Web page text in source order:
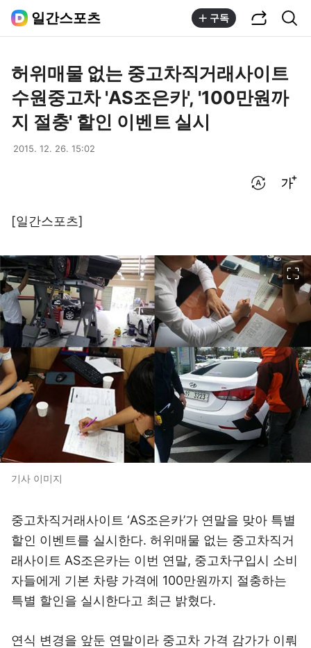
일간스포츠 구독
허위매물 없는 중고차직거래사이트
수원중고차 'AS조은카', '100만원까
지 절충' 할인 이벤트 실시
2015. 12. 26. 15:02
[일간스포츠]
기사 이미지
중고차직거래사이트 ‘AS조은카’가 연말을 맞아 특별
할인 이벤트를 실시한다. 허위매물 없는 중고차직거
래사이트 AS조은카는 이번 연말, 중고차구입시 소비
자들에게 기본 차량 가격에 100만원까지 절충하는
특별 할인을 실시한다고 최근 밝혔다.
연식 변경을 앞둔 연말이라 중고차 가격 감가가 이뤄